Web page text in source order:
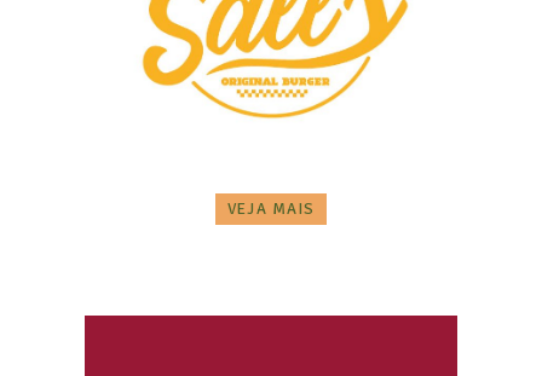
VEJA MAIS